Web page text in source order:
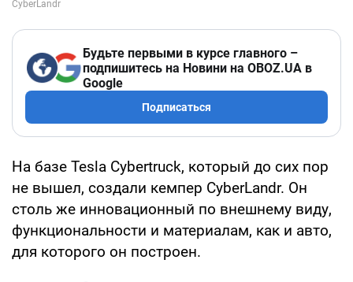
Будьте первыми в курсе главного –
подпишитесь на Новини на OBOZ.UA в
Google
Подписаться
На базе Tesla Cybertruck, который до сих пор
не вышел, создали кемпер CyberLandr. Он
столь же инновационный по внешнему виду,
функциональности и материалам, как и авто,
для которого он построен.